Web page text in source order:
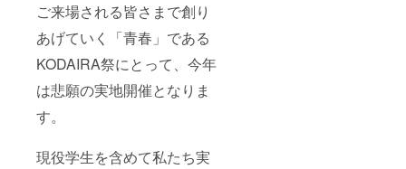
ご来場される皆さまで創り
あげていく「青春」である
KODAIRA祭にとって、今年
は悲願の実地開催となりま
す。
現役学生を含めて私たち実